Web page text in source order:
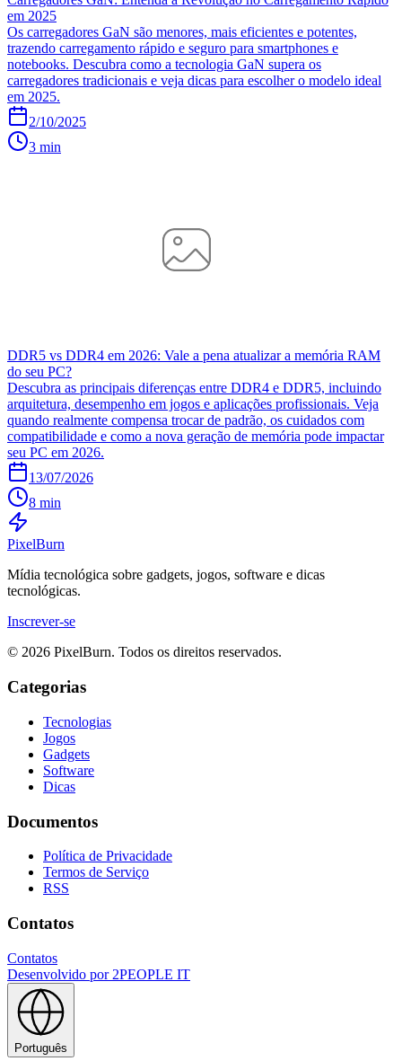
em 2025
Os carregadores GaN são menores, mais eficientes e potentes,
trazendo carregamento rápido e seguro para smartphones e
notebooks. Descubra como a tecnologia GaN supera os
carregadores tradicionais e veja dicas para escolher o modelo ideal
em 2025.
2/10/2025
3 min
DDR5 vs DDR4 em 2026: Vale a pena atualizar a memória RAM
do seu PC?
Descubra as principais diferenças entre DDR4 e DDR5, incluindo
arquitetura, desempenho em jogos e aplicações profissionais. Veja
quando realmente compensa trocar de padrão, os cuidados com
compatibilidade e como a nova geração de memória pode impactar
seu PC em 2026.
13/07/2026
8 min
PixelBurn
Mídia tecnológica sobre gadgets, jogos, software e dicas
tecnológicas.
Inscrever-se
© 2026 PixelBurn. Todos os direitos reservados.
Categorias
Tecnologias
Jogos
Gadgets
Software
Dicas
Documentos
Política de Privacidade
Termos de Serviço
RSS
Contatos
Contatos
Desenvolvido por2PEOPLE IT
Português